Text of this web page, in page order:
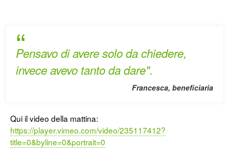
Pensavo di avere solo da chiedere,
invece avevo tanto da dare".
Francesca, beneficiaria
Qui il video della mattina:
https://player.vimeo.com/video/235117412?
title=0&byline=0&portrait=0